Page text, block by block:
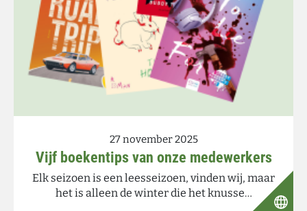
27 november 2025
Vijf boekentips van onze medewerkers
Elk seizoen is een leesseizoen, vinden wij, maar
het is alleen de winter die het knusse…